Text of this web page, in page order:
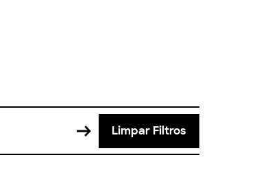
Limpar Filtros